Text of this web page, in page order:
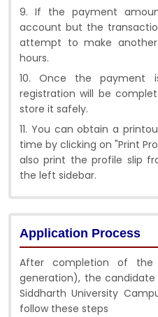
9. If the payment
account but the
attempt to make
hours.
10. Once the payment
registration will be
store it safely.
11. You can obtain a
time by clicking on "Print
also print the profile slip
the left sidebar.
Application Process
After completion of the
generation), the
Siddharth University
follow these steps